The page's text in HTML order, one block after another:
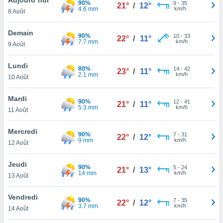
et
»,
au
vous
qu'ils
ou
le
ainsi
un
la
du
8 Août
90%
4.6 mm
21° / 12° 9- 35
km/h
Demain
9 Août
90%
7.7 mm
22° / 11° 10- 33
km/h
Lundi
10 Août
80%
2.1 mm
23° / 11° 14- 42
km/h
Mardi
11 Août
90%
5.3 mm
21° / 11° 12- 41
km/h
Mercredi
12 Août
90%
9 mm
22° / 12° 7- 31
km/h
Jeudi
13 Août
90%
14 mm
21° / 13° 5- 24
km/h
Vendredi
14 Août
90%
3.7 mm
22° / 12° 7- 35
km/h